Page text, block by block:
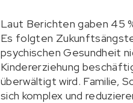
Laut Berichten gaben 45
Es folgten
psychischen Gesundheit
Kindererziehung
überwältigt wird. Familie,
sich komplex und